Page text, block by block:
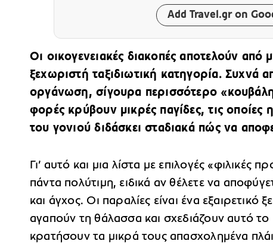
Add Travel.gr on
Οι οικογενειακές διακοπές αποτελούν από
ξεχωριστή ταξιδιωτική κατηγορία. Συχνά
οργάνωση, σίγουρα περισσότερο
φορές κρύβουν μικρές παγίδες, τις οποίες
του γονιού διδάσκει σταδιακά πώς να
Γι’ αυτό και μια λίστα με επιλογές «φιλικές
πάντα πολύτιμη, ειδικά αν θέλετε να
και άγχος. Οι παραλίες είναι ένα εξαιρετικό
αγαπούν τη θάλασσα και σχεδιάζουν αυτό το
κρατήσουν τα μικρά τους απασχολημένα